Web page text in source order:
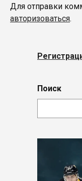
Для отправки
авторизоваться.
Поиск